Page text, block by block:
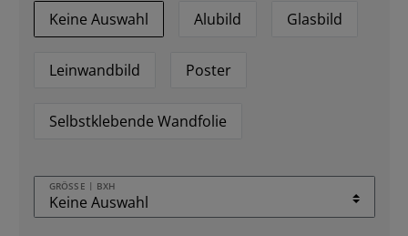
Keine Auswahl
Alubild Glasbild
Leinwandbild Poster
Selbstklebende Wandfolie
GRÖSSE | BXH